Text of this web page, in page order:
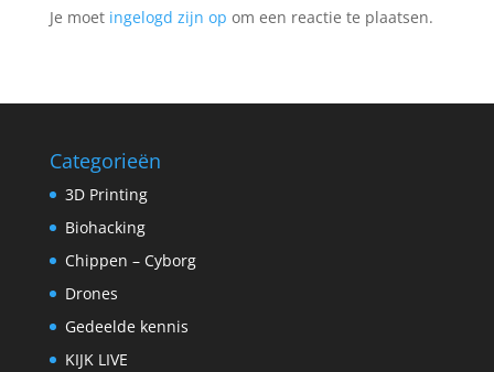
Je moet ingelogd zijn op om een reactie te plaatsen.
Categorieën
3D Printing
Biohacking
Chippen – Cyborg
Drones
Gedeelde kennis
KIJK LIVE